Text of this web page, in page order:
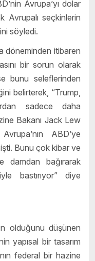
Avrupa’yı dolar
Avrupalı seçkinlerin
söyledi.
döneminden itibaren
bir sorun olarak
bunu seleflerinden
belirterek, “Trump,
sadece daha
Bakanı Jack Lew
ABD’ye
Bunu çok kibar ve
damdan bağırarak
bastırıyor” diye
olduğunu düşünen
yapısal bir tasarım
federal bir hazine